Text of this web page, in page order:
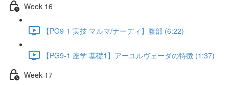
Week 16
【PG9-1 実技 マルマ/ナーディ】腹部 (6:22)
【PG9-1 座学 基礎1】アーユルヴェーダの特徴 (1:37)
Week 17